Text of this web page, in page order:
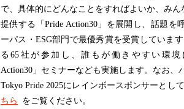
で、具体的にどんなことをすればよいか、み
提供する「Pride Action30」を展開し、話題を
ーパス・ESG部門で最優秀賞を受賞していま
る65社が参加し、誰もが働きやすい環境
Action30」セミナーなども実施します。なお、
Tokyo Pride 2025にレインボースポンサーとし
ちら
をご覧ください。